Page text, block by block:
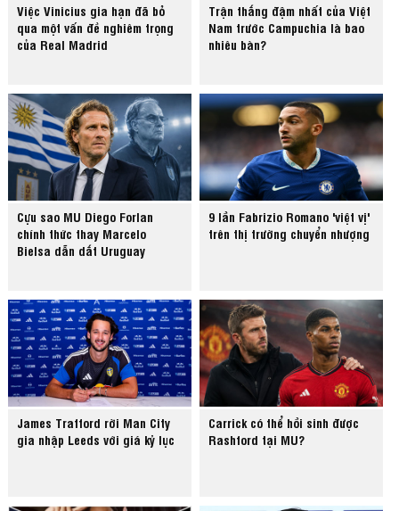
Việc Vinicius gia hạn đã bỏ
qua một vấn đề nghiêm trọng
của Real Madrid
Trận thắng đậm nhất của Việt
Nam trước Campuchia là bao
nhiêu bàn?
Cựu sao MU Diego Forlan
chính thức thay Marcelo
Bielsa dẫn dắt Uruguay
9 lần Fabrizio Romano 'việt vị'
trên thị trường chuyển nhượng
James Trafford rời Man City
gia nhập Leeds với giá kỷ lục
Carrick có thể hồi sinh được
Rashford tại MU?